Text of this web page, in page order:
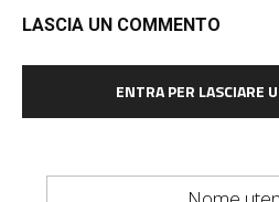
LASCIA UN COMMENTO
ENTRA PER LASCIARE